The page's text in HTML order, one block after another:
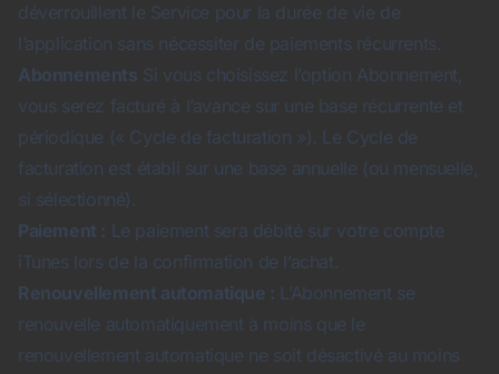
déverrouillent le Service pour la durée de vie de
l’application sans nécessiter de paiements récurrents.
Abonnements Si vous choisissez l’option Abonnement,
vous serez facturé à l’avance sur une base récurrente et
périodique (« Cycle de facturation »). Le Cycle de
facturation est établi sur une base annuelle (ou mensuelle,
si sélectionné).
Paiement : Le paiement sera débité sur votre compte
iTunes lors de la confirmation de l’achat.
Renouvellement automatique : L’Abonnement se
renouvelle automatiquement à moins que le
renouvellement automatique ne soit désactivé au moins